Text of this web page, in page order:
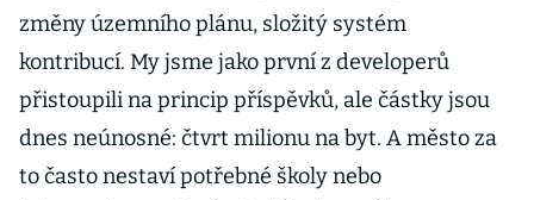
změny územního plánu, složitý systém
kontribucí. My jsme jako první z developerů
přistoupili na princip příspěvků, ale částky jsou
dnes neúnosné: čtvrt milionu na byt. A město za
to často nestaví potřebné školy nebo